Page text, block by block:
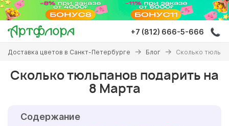
Перейти
основному
содержанию
+7 (812) 666-5-666
Вы
здесь
Доставка цветов в Санкт-Петербурге Блог Сколько
Сколько тюльпанов подарить на
8 Марта
Содержание